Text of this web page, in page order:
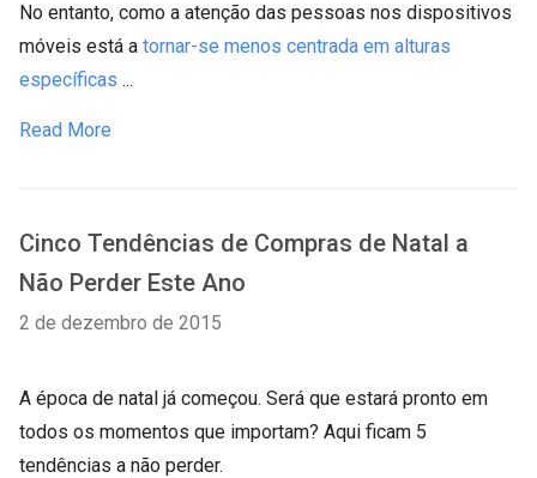
No entanto, como a atenção das pessoas nos dispositivos
móveis está a tornar-se menos centrada em alturas
específicas ...
Read More
Cinco Tendências de Compras de Natal a
Não Perder Este Ano
2 de dezembro de 2015
A época de natal já começou. Será que estará pronto em
todos os momentos que importam? Aqui ficam 5
tendências a não perder.